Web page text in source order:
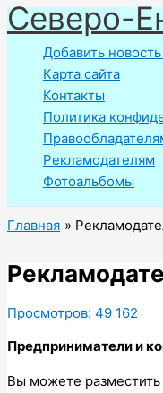
Перейти
к
содержимому
Северо-
Добавить
Карта сайта
Контакты
Политика
Рекламодателям
Фотоальбомы
Главная
Просмотров: 49 162
Предприниматели и
Вы можете разместить